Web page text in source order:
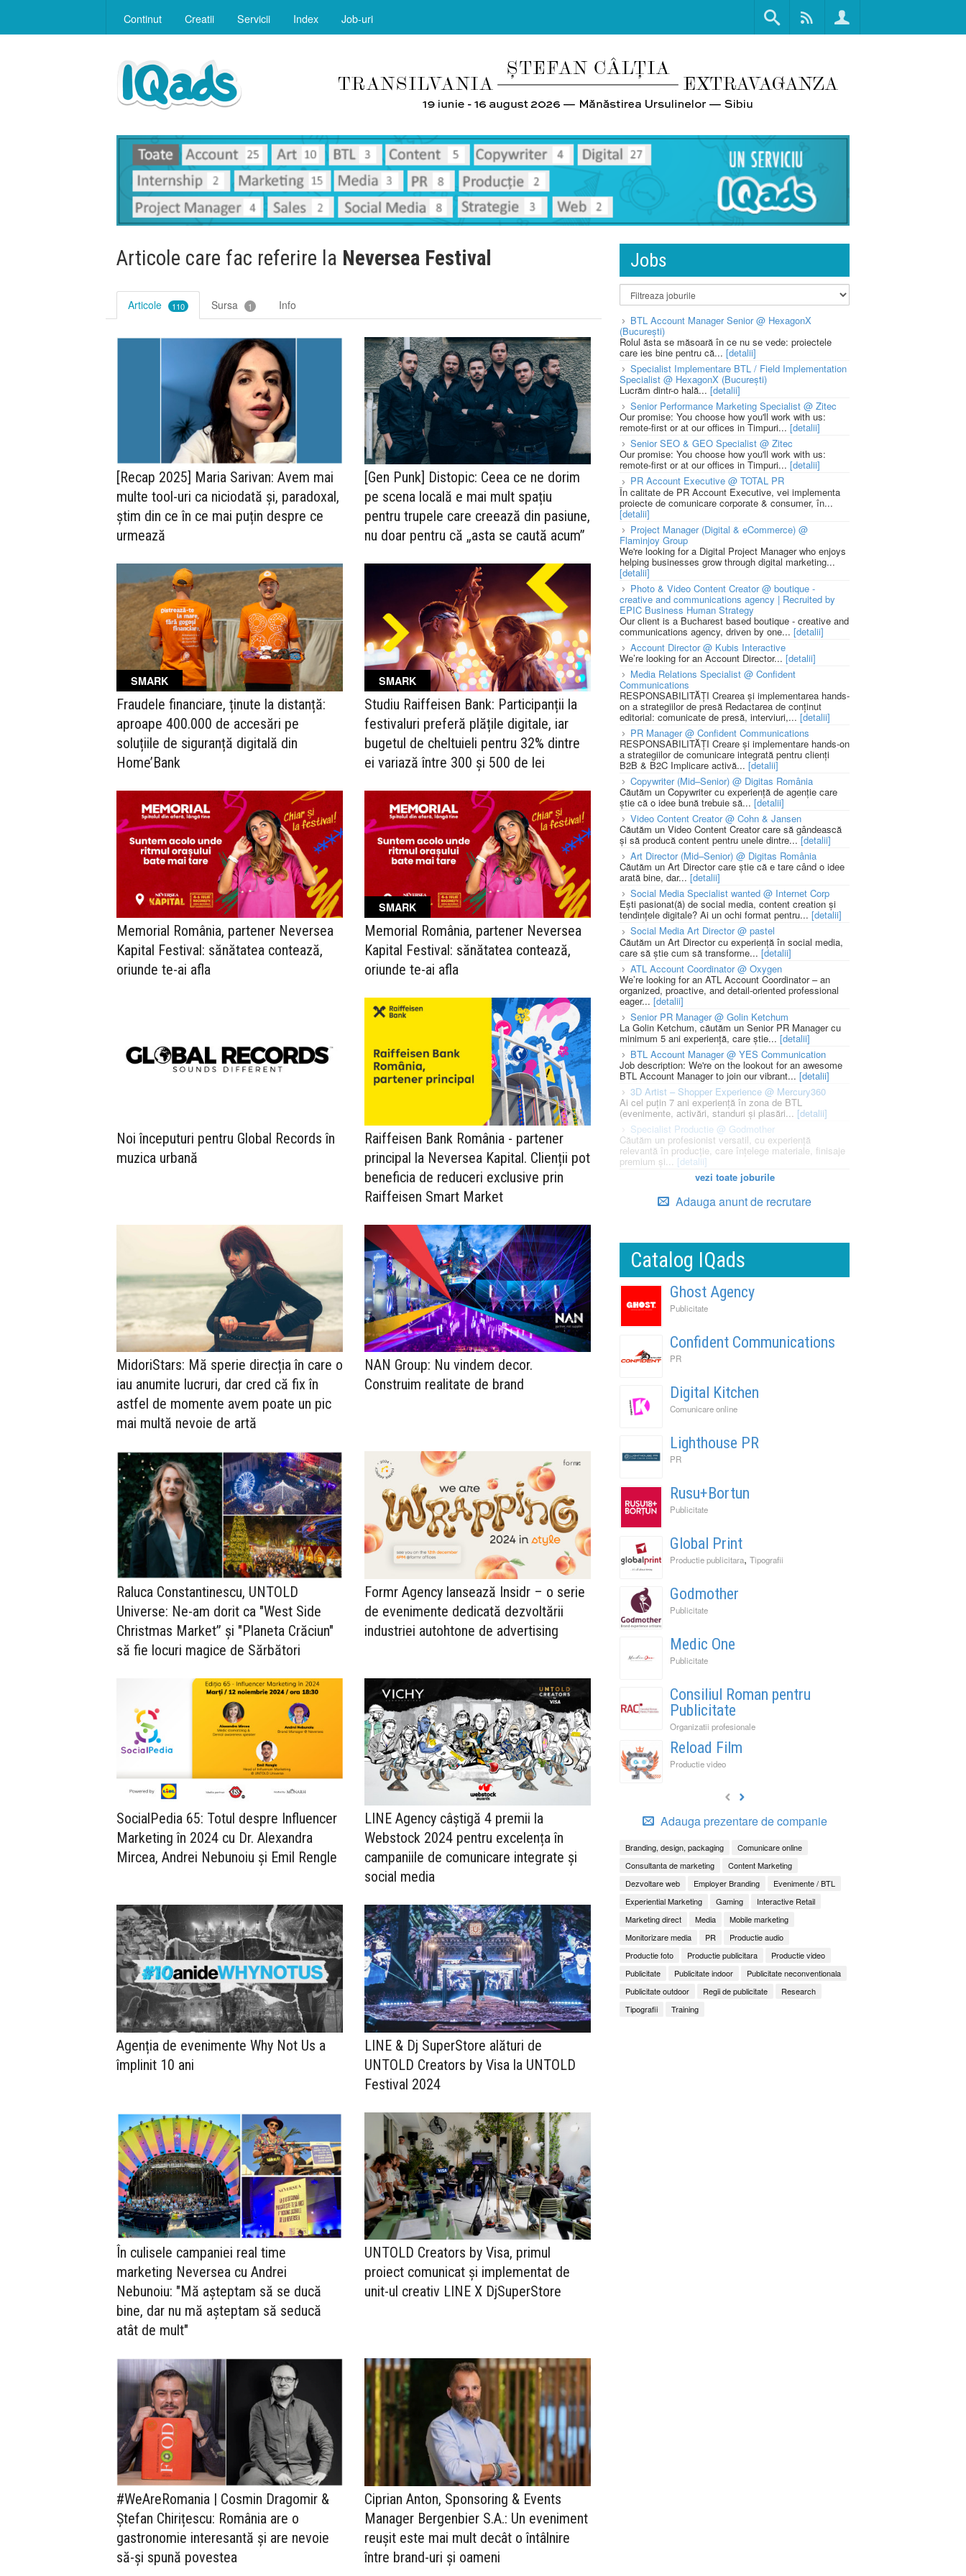
Continut Creatii Servicii Index Job-uri
Articole care fac referire la Neversea Festival
Articole 110 Sursa 1 Info
[Recap 2025] Maria Sarivan: Avem mai
multe tool-uri ca niciodată și, paradoxal,
știm din ce în ce mai puțin despre ce
urmează
[Gen Punk] Distopic: Ceea ce ne dorim
pe scena locală e mai mult spațiu
pentru trupele care creează din pasiune,
nu doar pentru că „asta se caută acum”
SMARK
Fraudele financiare, ținute la distanță:
aproape 400.000 de accesări pe
soluțiile de siguranță digitală din
Home’Bank
SMARK
Studiu Raiffeisen Bank: Participanții la
festivaluri preferă plățile digitale, iar
bugetul de cheltuieli pentru 32% dintre
ei variază între 300 și 500 de lei
Memorial România, partener Neversea
Kapital Festival: sănătatea contează,
oriunde te-ai afla
SMARK
Memorial România, partener Neversea
Kapital Festival: sănătatea contează,
oriunde te-ai afla
Noi începuturi pentru Global Records în
muzica urbană
Raiffeisen Bank România - partener
principal la Neversea Kapital. Clienții pot
beneficia de reduceri exclusive prin
Raiffeisen Smart Market
MidoriStars: Mă sperie direcția în care o
iau anumite lucruri, dar cred că fix în
astfel de momente avem poate un pic
mai multă nevoie de artă
NAN Group: Nu vindem decor.
Construim realitate de brand
Raluca Constantinescu, UNTOLD
Universe: Ne-am dorit ca "West Side
Christmas Market” și "Planeta Crăciun"
să fie locuri magice de Sărbători
Formr Agency lansează Insidr – o serie
de evenimente dedicată dezvoltării
industriei autohtone de advertising
SocialPedia 65: Totul despre Influencer
Marketing în 2024 cu Dr. Alexandra
Mircea, Andrei Nebunoiu și Emil Rengle
LINE Agency câștigă 4 premii la
Webstock 2024 pentru excelența în
campaniile de comunicare integrate și
social media
Agenția de evenimente Why Not Us a
împlinit 10 ani
LINE & Dj SuperStore alături de
UNTOLD Creators by Visa la UNTOLD
Festival 2024
În culisele campaniei real time
marketing Neversea cu Andrei
Nebunoiu: "Mă așteptam să se ducă
bine, dar nu mă așteptam să seducă
atât de mult"
UNTOLD Creators by Visa, primul
proiect comunicat și implementat de
unit-ul creativ LINE X DjSuperStore
#WeAreRomania | Cosmin Dragomir &
Ștefan Chirițescu: România are o
gastronomie interesantă și are nevoie
să-și spună povestea
Ciprian Anton, Sponsoring & Events
Manager Bergenbier S.A.: Un eveniment
reușit este mai mult decât o întâlnire
între brand-uri și oameni
Jobs
BTL Account Manager Senior @ HexagonX
(București)
Rolul ăsta se măsoară în ce nu se vede: proiectele
care ies bine pentru că... [detalii]
Specialist Implementare BTL / Field Implementation
Specialist @ HexagonX (București)
Lucrăm dintr-o hală... [detalii]
Senior Performance Marketing Specialist @ Zitec
Our promise: You choose how you'll work with us:
remote-first or at our offices in Timpuri... [detalii]
Senior SEO & GEO Specialist @ Zitec
Our promise: You choose how you'll work with us:
remote-first or at our offices in Timpuri... [detalii]
PR Account Executive @ TOTAL PR
În calitate de PR Account Executive, vei implementa
proiecte de comunicare corporate & consumer, în...
[detalii]
Project Manager (Digital & eCommerce) @
Flaminjoy Group
We're looking for a Digital Project Manager who enjoys
helping businesses grow through digital marketing...
[detalii]
Photo & Video Content Creator @ boutique -
creative and communications agency | Recruited by
EPIC Business Human Strategy
Our client is a Bucharest based boutique - creative and
communications agency, driven by one... [detalii]
Account Director @ Kubis Interactive
We’re looking for an Account Director... [detalii]
Media Relations Specialist @ Confident
Communications
RESPONSABILITĂȚI Crearea și implementarea hands-
on a strategiilor de presă Redactarea de conținut
editorial: comunicate de presă, interviuri,... [detalii]
PR Manager @ Confident Communications
RESPONSABILITĂȚI Creare și implementare hands-on
a strategiilor de comunicare integrată pentru clienți
B2B & B2C Implicare activă... [detalii]
Copywriter (Mid–Senior) @ Digitas România
Căutăm un Copywriter cu experiență de agenție care
știe că o idee bună trebuie să... [detalii]
Video Content Creator @ Cohn & Jansen
Căutăm un Video Content Creator care să gândească
și să producă content pentru unele dintre... [detalii]
Art Director (Mid–Senior) @ Digitas România
Căutăm un Art Director care știe că e tare când o idee
arată bine, dar... [detalii]
Social Media Specialist wanted @ Internet Corp
Ești pasionat(ă) de social media, content creation și
tendințele digitale? Ai un ochi format pentru... [detalii]
Social Media Art Director @ pastel
Căutăm un Art Director cu experiență în social media,
care să știe cum să transforme... [detalii]
ATL Account Coordinator @ Oxygen
We’re looking for an ATL Account Coordinator – an
organized, proactive, and detail-oriented professional
eager... [detalii]
Senior PR Manager @ Golin Ketchum
La Golin Ketchum, căutăm un Senior PR Manager cu
minimum 5 ani experiență, care știe... [detalii]
BTL Account Manager @ YES Communication
Job description: We're on the lookout for an awesome
BTL Account Manager to join our vibrant... [detalii]
3D Artist – Shopper Experience @ Mercury360
Ai cel puțin 7 ani experiență în zona de BTL
(evenimente, activări, standuri și plasări... [detalii]
Specialist Productie @ Godmother
Căutăm un profesionist versatil, cu experiență
relevantă în producție, care înțelege materiale, finisaje
premium și... [detalii]
vezi toate joburile
Adauga anunt de recrutare
Catalog IQads
Ghost Agency
Publicitate
Confident Communications
PR
Digital Kitchen
Comunicare online
Lighthouse PR
PR
Rusu+Bortun
Publicitate
Global Print
Productie publicitara, Tipografii
Godmother
Publicitate
Medic One
Publicitate
Consiliul Roman pentru
Publicitate
Organizatii profesionale
Reload Film
Productie video
Adauga prezentare de companie
Branding, design, packaging
Comunicare online
Consultanta de marketing
Content Marketing
Dezvoltare web
Employer Branding
Evenimente / BTL
Experiential Marketing
Gaming
Interactive Retail
Marketing direct
Media
Mobile marketing
Monitorizare media
PR
Productie audio
Productie foto
Productie publicitara
Productie video
Publicitate
Publicitate indoor
Publicitate neconventionala
Publicitate outdoor
Regii de publicitate
Research
Tipografii
Training